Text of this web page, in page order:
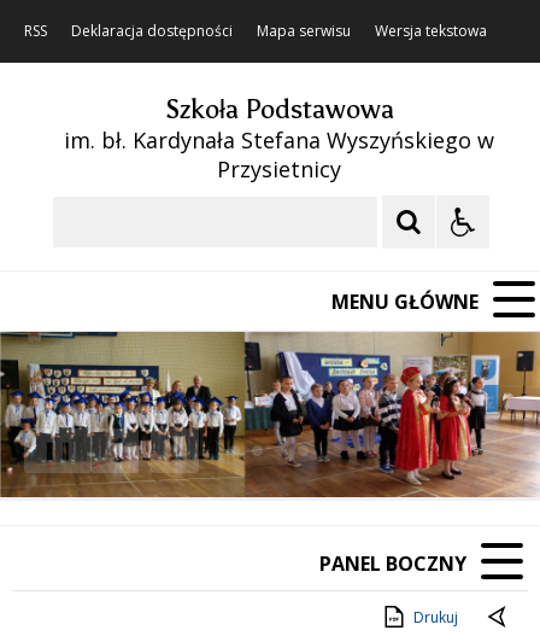
RSS Deklaracja dostępności Mapa serwisu Wersja tekstowa
Szkoła Podstawowa
im. bł. Kardynała Stefana Wyszyńskiego w
Przysietnicy
MENU GŁÓWNE
Poprzedni Element
Następny Element
❚❚
PANEL BOCZNY
Drukuj